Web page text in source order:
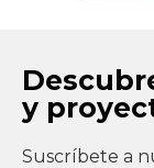
y
Suscríbete a